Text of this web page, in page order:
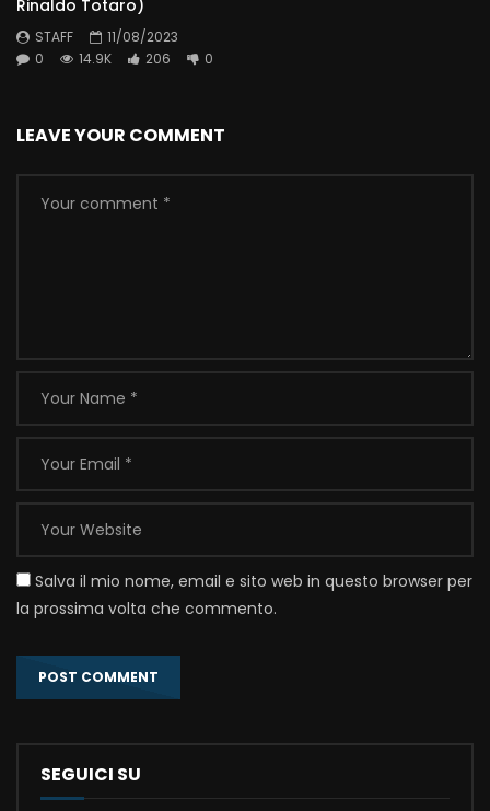
Rinaldo Totaro)
STAFF
11/08/2023
0
14.9K 206 0
LEAVE YOUR COMMENT
Salva il mio nome, email e sito web in questo browser per
la prossima volta che commento.
SEGUICI SU